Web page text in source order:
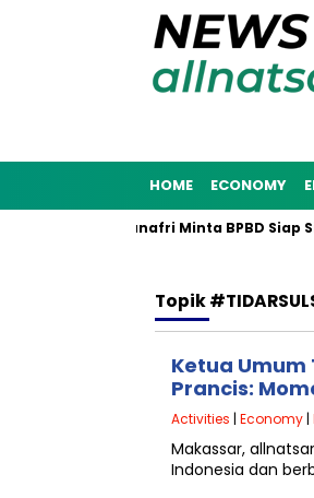
HOME ECONOMY
2025, Munafri Minta BPBD Siap
Topik
Ketua Umum
Prancis:
Activities | Economy |
Makassar,
Indonesia dan